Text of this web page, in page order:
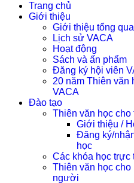
Trang chủ
Giới thiệu
Giới thiệu tổng
Lịch sử VACA
Hoạt động
Sách và ấn phẩm
Đăng ký hội viên
20 năm Thiên văn
VACA
Đào tạo
Thiên văn học cho
Giới thiệu /
Đăng ký/
học
Các khóa học trực
Thiên văn học cho
người